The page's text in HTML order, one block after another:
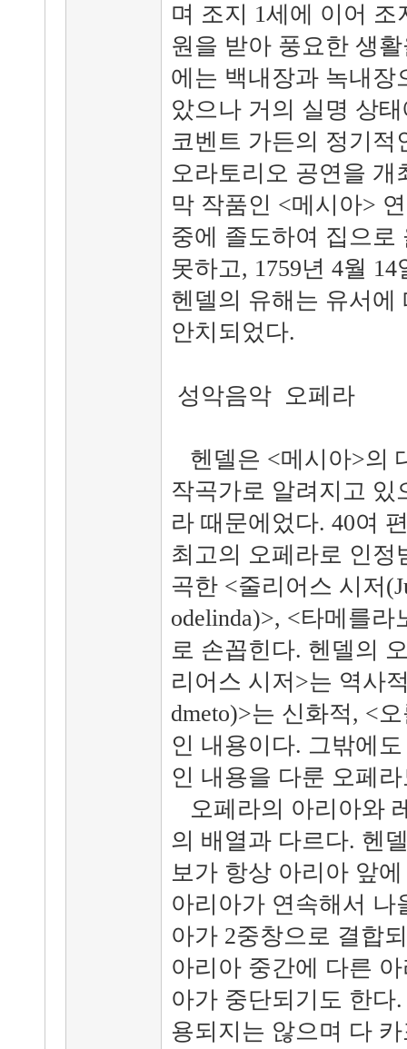
며 조지 1세에 이어
원을 받아 풍요한 생
에는 백내장과 녹내장
았으나 거의 실명 상
코벤트 가든의 정기적
오라토리오 공연을 개
막 작품인 <메시아>
중에 졸도하여 집으로
못하고, 1759년 4월
헨델의 유해는 유서에
안치되었다.
성악음악 오페라
헨델은 <메시아>의
작곡가로 알려지고 있
라 때문에었다. 40여
최고의 오페라로 인정
곡한 <줄리어스 시저
odelinda)>, <타메를라
로 손꼽힌다. 헨델의
리어스 시저>는 역사
dmeto)>는 신화적, <
인 내용이다. 그밖에
인 내용을 다룬 오페
오페라의 아리아와
의 배열과 다르다. 헨
보가 항상 아리아 앞
아리아가 연속해서 나
아가 2중창으로 결합
아리아 중간에 다른
아가 중단되기도 한다
용되지는 않으며 다